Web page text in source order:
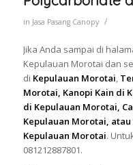
in Jasa Pasang Canopy /
Jika Anda sampai di
Kepulauan Morotai dan
di Kepulauan Morotai,
Morotai, Kanopi Kain di
di Kepulauan Morotai,
Kepulauan Morotai,
Kepulauan Morotai.
081212887801.